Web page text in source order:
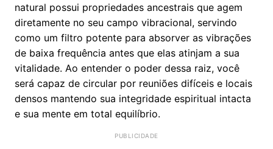
natural possui propriedades ancestrais que agem
diretamente no seu campo vibracional, servindo
como um filtro potente para absorver as vibrações
de baixa frequência antes que elas atinjam a sua
vitalidade. Ao entender o poder dessa raiz, você
será capaz de circular por reuniões difíceis e locais
densos mantendo sua integridade espiritual intacta
e sua mente em total equilíbrio.